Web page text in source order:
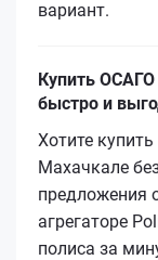
вариант.
Купить ОСАГО
быстро и
Хотите
Махачкале
предложения
агрегаторе
полиса за